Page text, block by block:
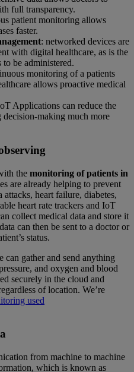
full transparency.
patient monitoring allows
faster.
: networked devices are
with digital healthcare, as is the
be administered.
monitoring of a patients
allows proactive medical
Applications can reduce the
making much more
the monitoring of patients in
are already helping to prevent
attacks, heart failure, diabetes,
heart rate trackers and IoT
collect medical data and store it
can then be sent to a doctor or
status.
can gather and send anything
and oxygen and blood
securely in the cloud and
of location. We’re
used
from machine to machine
which is known as